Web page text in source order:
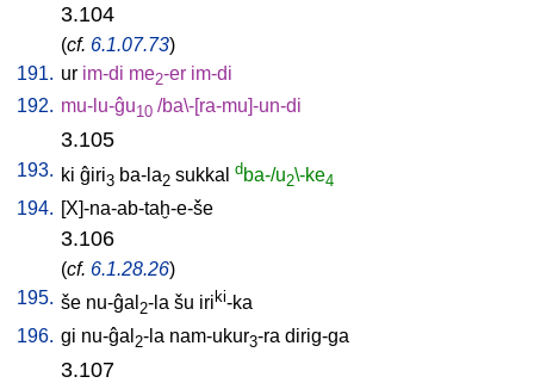
3.104
(cf. 6.1.07.73)
191. ur im-di me2-er im-di
192. mu-lu-ĝu10 /ba\-[ra-mu]-un-di
3.105
193. ki ĝiri3 ba-la2 sukkal dba-/u2\-ke4
194. [X]-na-ab-taḫ-e-še
3.106
(cf. 6.1.28.26)
195. še nu-ĝal 2-la šu iriki-ka
196. gi nu-ĝal 2-la nam-ukur3-ra dirig-ga
3.107